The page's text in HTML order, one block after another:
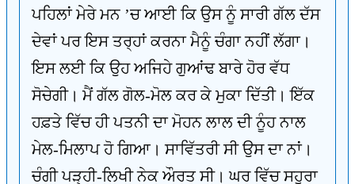
ਪਹਿਲਾਂ ਮੇਰੇ ਮਨ ’ਚ ਆਈ ਕਿ ਉਸ ਨੂੰ ਸਾਰੀ ਗੱਲ ਦੱਸ
ਦੇਵਾਂ ਪਰ ਇਸ ਤਰ੍ਹਾਂ ਕਰਨਾ ਮੈਨੂੰ ਚੰਗਾ ਨਹੀਂ ਲੱਗਾ।
ਇਸ ਲਈ ਕਿ ਉਹ ਅਜਿਹੇ ਗੁਆਂਢ ਬਾਰੇ ਹੋਰ ਵੱਧ
ਸੋਚੇਗੀ। ਮੈਂ ਗੱਲ ਗੋਲ-ਮੋਲ ਕਰ ਕੇ ਮੁਕਾ ਦਿੱਤੀ। ਇੱਕ
ਹਫ਼ਤੇ ਵਿੱਚ ਹੀ ਪਤਨੀ ਦਾ ਮੋਹਨ ਲਾਲ ਦੀ ਨੂੰਹ ਨਾਲ
ਮੇਲ-ਮਿਲਾਪ ਹੋ ਗਿਆ। ਸਾਵਿੱਤਰੀ ਸੀ ਉਸ ਦਾ ਨਾਂ।
ਚੰਗੀ ਪੜ੍ਹੀ-ਲਿਖੀ ਨੇਕ ਔਰਤ ਸੀ। ਘਰ ਵਿੱਚ ਸਹੁਰਾ